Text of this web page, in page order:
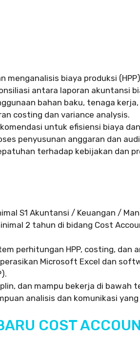
menganalisis biaya produksi
antara laporan akuntansi
bahan baku, tenaga
costing dan variance analysis.
untuk efisiensi biaya
penyusunan anggaran dan
terhadap kebijakan dan
S1 Akuntansi / Keuangan /
2 tahun di bidang Cost
perhitungan HPP, costing, dan
Microsoft Excel dan
dan mampu bekerja di bawah
analisis dan komunikasi yang
COST